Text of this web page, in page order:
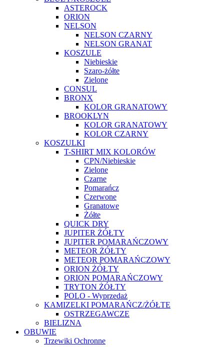
ASTEROCK
ORION
NELSON
NELSON CZARNY
NELSON GRANAT
KOSZULE
Niebieskie
Szaro-żółte
Zielone
CONSUL
BRONX
KOLOR GRANATOWY
BROOKLYN
KOLOR GRANATOWY
KOLOR CZARNY
KOSZULKI
T-SHIRT MIX KOLORÓW
CPN/Niebieskie
Zielone
Czarne
Pomarańcz
Czerwone
Granatowe
Żółte
QUICK DRY
JUPITER ŻÓŁTY
JUPITER POMARAŃCZOWY
METEOR ŻÓŁTY
METEOR POMARAŃCZOWY
ORION ŻÓŁTY
ORION POMARAŃCZOWY
TRYTON ŻÓŁTY
POLO - Wyprzedaż
KAMIZELKI POMARAŃCZ/ŻÓŁTE
OSTRZEGAWCZE
BIELIZNA
OBUWIE
Trzewiki Ochronne